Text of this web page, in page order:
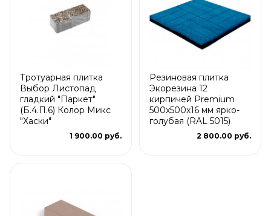
Тротуарная плитка
Выбор Листопад
гладкий "Паркет"
(Б.4.П.6) Колор Микс
"Хаски"
1 900.00 руб.
Резиновая плитка
Экорезина 12
кирпичей Premium
500x500x16 мм ярко-
голубая (RAL 5015)
2 800.00 руб.